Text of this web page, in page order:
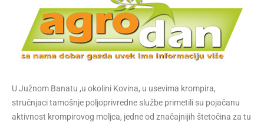
U Južnom Banatu ,u okolini Kovina, u usevima krompira,
stručnjaci tamošnje poljoprivredne službe primetili su pojačanu
aktivnost krompirovog moljca, jedne od značajnijih štetočina za tu